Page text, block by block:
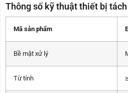
Thông số kỹ thuật thiết bị
Mã sản phẩm
Bề mặt xử lý
Từ tính